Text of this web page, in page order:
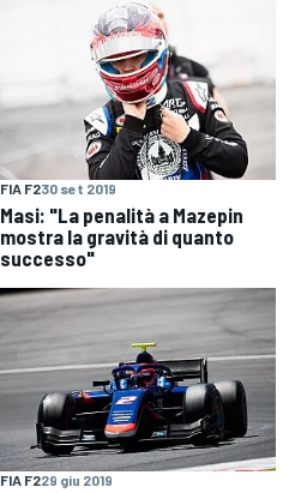
FIA F230 set 2019
Masi: "La penalità a Mazepin
mostra la gravità di quanto
successo"
FIA F229 giu 2019